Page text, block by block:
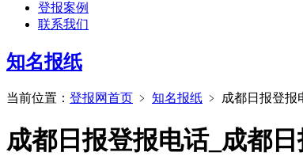
登报案例
联系我们
知名报纸
当前位置： 登报网首页 ﹥ 知名报纸 ﹥ 成都日报登报
成都日报登报电话_成都